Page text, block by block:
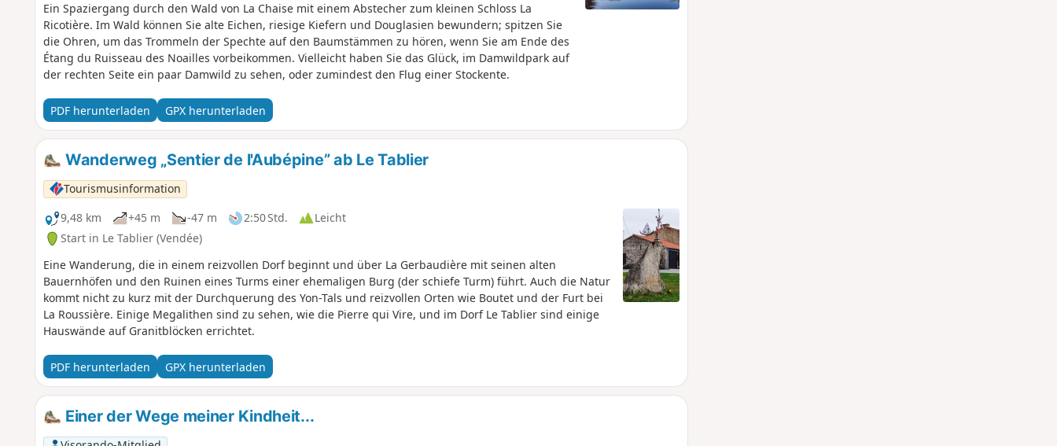
Ein Spaziergang durch den Wald von La Chaise mit einem Abstecher zum kleinen Schloss La
Ricotière. Im Wald können Sie alte Eichen, riesige Kiefern und Douglasien bewundern; spitzen Sie
die Ohren, um das Trommeln der Spechte auf den Baumstämmen zu hören, wenn Sie am Ende des
Étang du Ruisseau des Noailles vorbeikommen. Vielleicht haben Sie das Glück, im Damwildpark auf
der rechten Seite ein paar Damwild zu sehen, oder zumindest den Flug einer Stockente.
PDF herunterladen GPX herunterladen
Wanderweg „Sentier de l'Aubépine” ab Le Tablier
Tourismusinformation
9,48 km
+45 m -47 m 2:50 Std.
Leicht
Start in Le Tablier (Vendée)
Eine Wanderung, die in einem reizvollen Dorf beginnt und über La Gerbaudière mit seinen alten
Bauernhöfen und den Ruinen eines Turms einer ehemaligen Burg (der schiefe Turm) führt. Auch die Natur
kommt nicht zu kurz mit der Durchquerung des Yon-Tals und reizvollen Orten wie Boutet und der Furt bei
La Roussière. Einige Megalithen sind zu sehen, wie die Pierre qui Vire, und im Dorf Le Tablier sind einige
Hauswände auf Granitblöcken errichtet.
PDF herunterladen GPX herunterladen
Einer der Wege meiner Kindheit...